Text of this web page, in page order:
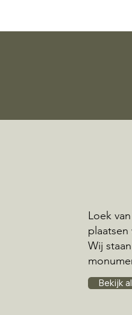
Loek
Wij
Bekijk